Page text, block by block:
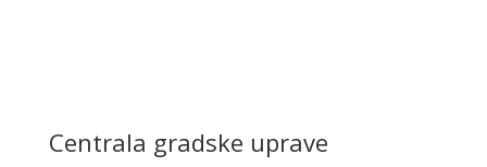
Centrala gradske uprave